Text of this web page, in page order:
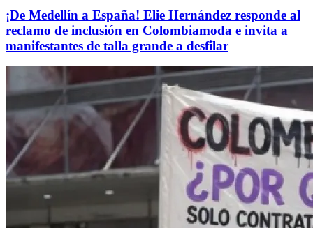
¡De Medellín a España! Elie Hernández responde al
reclamo de inclusión en Colombiamoda e invita a
manifestantes de talla grande a desfilar